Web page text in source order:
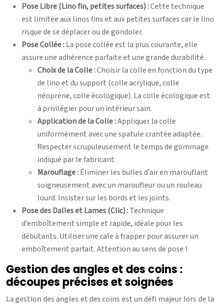
Pose Libre (Lino fin, petites surfaces) :Cette technique
est limitée aux linos fins et aux petites surfaces car le lino
risque de se déplacer ou de gondoler.
Pose Collée :La pose collée est la plus courante, elle
assure une adhérence parfaite et une grande durabilité.
Choix de la Colle :Choisir la colle en fonction du type
de lino et du support (colle acrylique, colle
néoprène, colle écologique). La colle écologique est
à privilégier pour un intérieur sain.
Application de la Colle :Appliquer la colle
uniformément avec une spatule crantée adaptée.
Respecter scrupuleusement le temps de gommage
indiqué par le fabricant.
Marouflage :Éliminer les bulles d’air en marouflant
soigneusement avec un maroufleur ou un rouleau
lourd. Insister sur les bords et les joints.
Pose des Dalles et Lames (Clic) :Technique
d’emboîtement simple et rapide, idéale pour les
débutants. Utiliser une cale à frapper pour assurer un
emboîtement parfait. Attention au sens de pose !
Gestion des angles et des coins :
découpes précises et soignées
La gestion des angles et des coins est un défi majeur lors de la